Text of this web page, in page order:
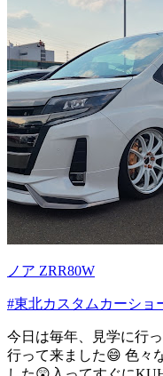
ノア ZRR80W
#東北カスタムカーショ
今日は毎年、見学に行
行って来ました😄 色々